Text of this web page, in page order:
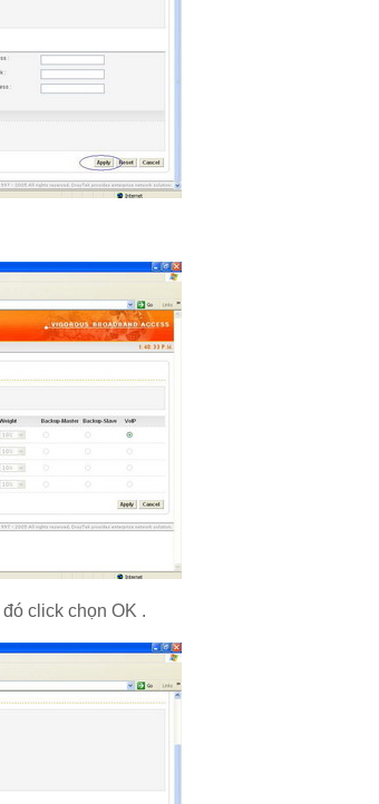
click chọn OK .